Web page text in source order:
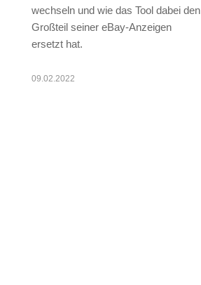
wechseln und wie das Tool dabei den
Großteil seiner eBay-Anzeigen
ersetzt hat.
09.02.2022